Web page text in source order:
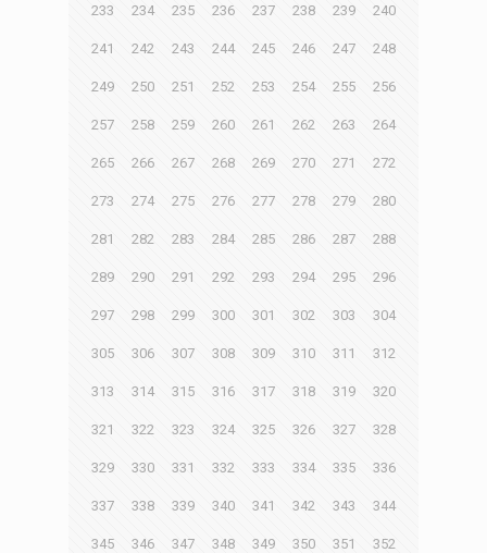
233 234 235 236 237 238 239 240
241 242 243 244 245 246 247 248
249 250 251 252 253 254 255 256
257 258 259 260 261 262 263 264
265 266 267 268 269 270 271 272
273 274 275 276 277 278 279 280
281 282 283 284 285 286 287 288
289 290 291 292 293 294 295 296
297 298 299 300 301 302 303 304
305 306 307 308 309 310 311 312
313 314 315 316 317 318 319 320
321 322 323 324 325 326 327 328
329 330 331 332 333 334 335 336
337 338 339 340 341 342 343 344
345 346 347 348 349 350 351 352